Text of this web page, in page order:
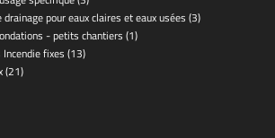
drainage pour eaux claires et eaux usées (3)
- petits chantiers (1)
fixes (13)
(21)